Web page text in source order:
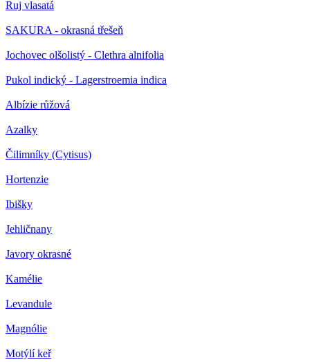
Ruj vlasatá
SAKURA - okrasná třešeň
Jochovec olšolistý - Clethra alnifolia
Pukol indický - Lagerstroemia indica
Albízie růžová
Azalky
Čilimníky (Cytisus)
Hortenzie
Ibišky
Jehličnany
Javory okrasné
Kamélie
Levandule
Magnólie
Motýlí keř